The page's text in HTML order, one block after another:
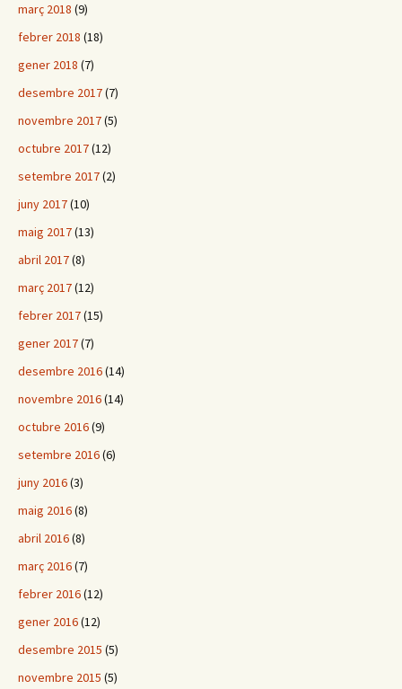
març 2018 (9)
febrer 2018 (18)
gener 2018 (7)
desembre 2017(7)
novembre 2017(5)
octubre 2017(12)
setembre 2017(2)
juny 2017(10)
maig 2017(13)
abril 2017(8)
març 2017(12)
febrer 2017(15)
gener 2017(7)
desembre 2016(14)
novembre 2016(14)
octubre 2016(9)
setembre 2016(6)
juny 2016(3)
maig 2016(8)
abril 2016(8)
març 2016(7)
febrer 2016(12)
gener 2016(12)
desembre 2015 (5)
novembre 2015 (5)